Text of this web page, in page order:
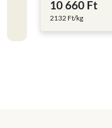
10 660 Ft
2132 Ft/kg